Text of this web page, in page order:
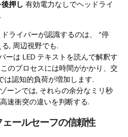
押し 有効電力なしでヘッドライ
ドライバーが認識するのは、 “停
, 周辺視野でも.
ーは LED テキストを読んで解釈す
のプロセスには時間がかかり、交
は認知的負荷が増加します.
ーンでは, それらの余分なミリ秒
速衝突の違いを判断する.
ールセーフの信頼性